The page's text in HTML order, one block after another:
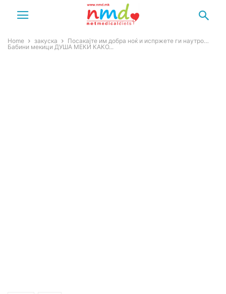
Home закуска
Посакајте им добра ноќ и испржете ги наутро…
Бабини мекици ДУША МЕКИ КАКО...